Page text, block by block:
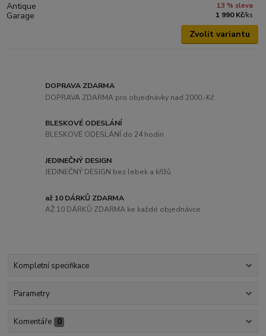
13 % sleva
1 990 Kč/ks
Zvolit variantu
DOPRAVA ZDARMA
DOPRAVA ZDARMA pro objednávky nad 2000,-Kč
BLESKOVÉ ODESLÁNÍ
BLESKOVÉ ODESLÁNÍ do 24 hodin
JEDINEČNÝ DESIGN
JEDINEČNÝ DESIGN bez lebek a křížů
až 10 DÁRKŮ ZDARMA
AŽ 10 DÁRKŮ ZDARMA ke každé objednávce
Kompletní specifikace
Parametry
Komentáře 0